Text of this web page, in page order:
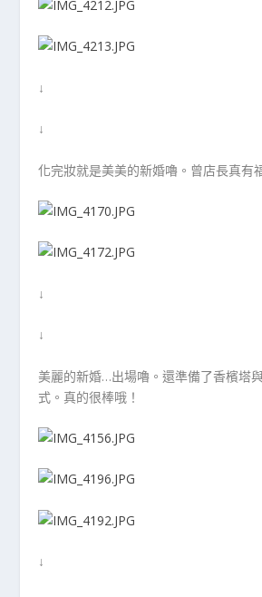
↓
↓
化完妝就是美美的新婚嚕。曾店長真有
↓
↓
美麗的新婚…出場嚕。還準備了香檳塔
式。真的很棒哦！
↓